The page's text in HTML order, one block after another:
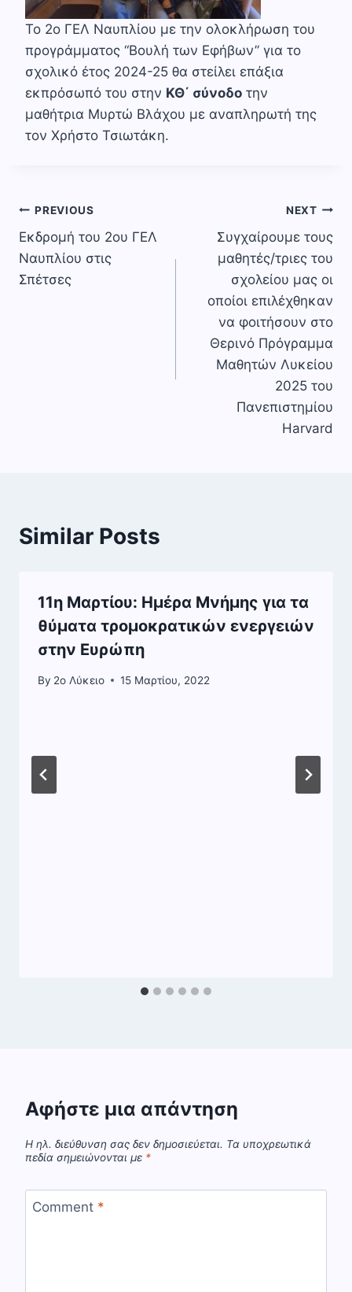
Το 2ο ΓΕΛ Ναυπλίου με την ολοκλήρωση του
προγράμματος “Βουλή των Εφήβων” για το
σχολικό έτος 2024-25 θα στείλει επάξια
εκπρόσωπό του στην ΚΘ΄ σύνοδο την
μαθήτρια Μυρτώ Βλάχου με αναπληρωτή της
τον Χρήστο Τσιωτάκη.
Πλοήγηση
άρθρων
PREVIOUS
Εκδρομή του 2ου ΓΕΛ
Ναυπλίου στις
Σπέτσες
NEXT
Συγχαίρουμε τους
μαθητές/τριες του
σχολείου μας οι
οποίοι επιλέχθηκαν
να φοιτήσουν στο
Θερινό Πρόγραμμα
Μαθητών Λυκείου
2025 του
Πανεπιστημίου
Harvard
Similar Posts
11η Μαρτίου: Ημέρα Μνήμης για τα
θύματα τρομοκρατικών ενεργειών
στην Ευρώπη
By 2o Λύκειο 15 Μαρτίου, 2022
Αφήστε μια απάντηση
Η ηλ. διεύθυνση σας δεν δημοσιεύεται. Τα υποχρεωτικά
πεδία σημειώνονται με *
Comment *